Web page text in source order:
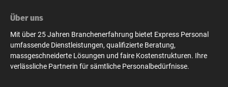
Über uns
Mit über 25 Jahren Branchenerfahrung bietet Express Personal
umfassende Dienstleistungen, qualifizierte Beratung,
massgeschneiderte Lösungen und faire Kostenstrukturen. Ihre
verlässliche Partnerin für sämtliche Personalbedürfnisse.